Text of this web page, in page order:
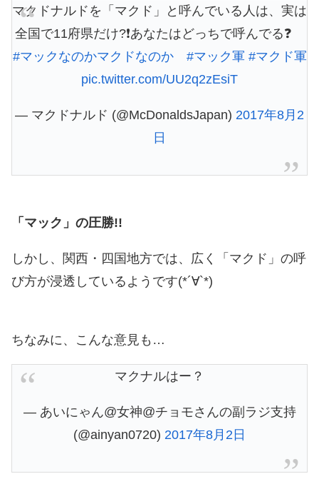
マクドナルドを「マクド」と呼んでいる人は、実は
全国で11府県だけ?❗️あなたはどっちで呼んでる❓
#マックなのかマクドなのか
#マック軍 #マクド軍
pic.twitter.com/UU2q2zEsiT
— マクドナルド (@McDonaldsJapan) 2017年8月2
日
「マック」の圧勝!!
しかし、関西・四国地方では、広く「マクド」の呼
び方が浸透しているようです(*´∀`*)
ちなみに、こんな意見も…
マクナルはー？
— あいにゃん@女神@チョモさんの副ラジ支持
(@ainyan0720) 2017年8月2日